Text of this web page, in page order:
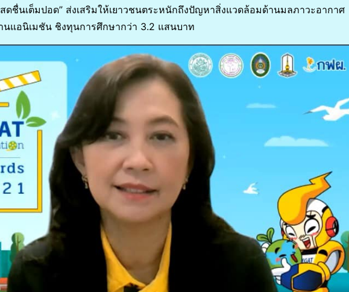
ดชื่นเต็มปอด” ส่งเสริมให้เยาวชนตระหนักถึงปัญหาสิ่งแวดล้อมด้านมลภาวะอากาศ
นแอนิเมชัน ชิงทุนการศึกษากว่า 3.2 แสนบาท